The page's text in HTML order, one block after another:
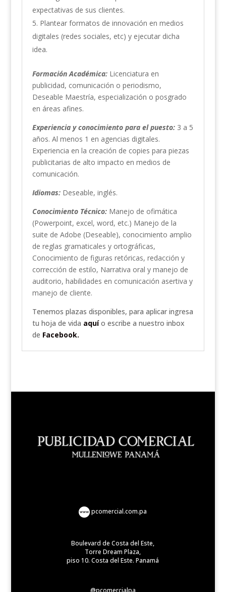
expectativas de sus clientes.
Plantear formatos de innovación en medios
digitales (redes sociales, etc) y ejecutar dicha
idea.
Formación Académica: Licenciatura en
publicidad, comunicación o periodismo,
Deseable Maestría, especialización o posgrado
en áreas afines.
Experiencia y conocimiento para el puesto:3 a 5
años. Al menos 1 en agencias digitales.
Experiencia en la creación de copies para piezas
publicitarias de alto impacto en medios de
comunicación.
Idiomas: Deseable, inglés.
Conocimiento Técnico:Manejo de ofimática
(Powerpoint, excel, word, etc.) Manejo de la
suite de Adobe (Deseable), conocimiento amplio
de reglas gramaticales y ortográficas,
Conocimiento de figuras retóricas, redacción y
corrección de estilo, Narrativa oral y manejo de
auditorio, habilidades en comunicación asertiva y
manejo de cliente.
Tenemos plazas disponibles, para aplicar ingresa
tu hoja de vida aquío escribe a nuestro inbox
de Facebook.
pcomercial.com.pa
Boulevard de Costa del Este,
Torre Dream Plaza,
piso 10. Costa del Este. Panamá
@pcomercialpa